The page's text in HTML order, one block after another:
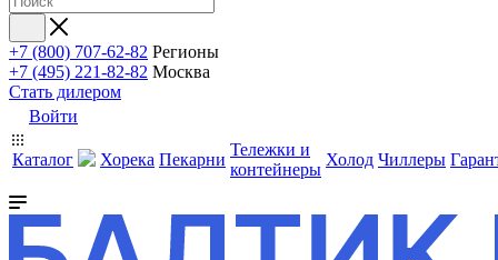
+7 (800) 707-62-82 Регионы
+7 (495) 221-82-82 Москва
Стать дилером
Войти
Каталог Хорека Пекарни
Тележки и
контейнеры
Холод Чиллеры